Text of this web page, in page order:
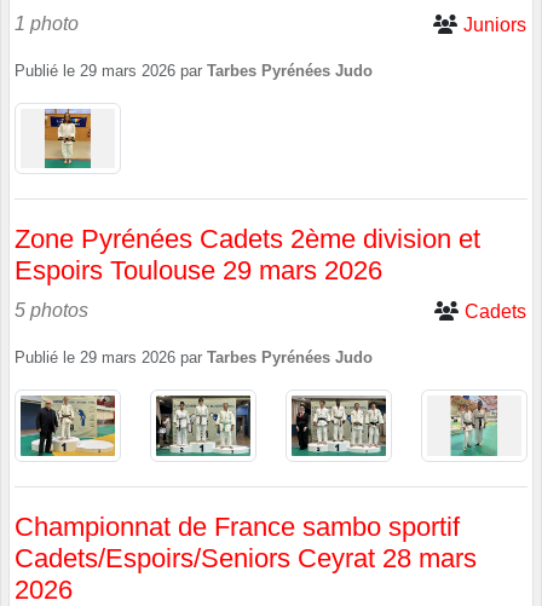
1 photo Juniors
Publié le 29 mars 2026 par Tarbes Pyrénées Judo
Zone Pyrénées Cadets 2ème division et
Espoirs Toulouse 29 mars 2026
5 photos Cadets
Publié le 29 mars 2026 par Tarbes Pyrénées Judo
Championnat de France sambo sportif
Cadets/Espoirs/Seniors Ceyrat 28 mars
2026